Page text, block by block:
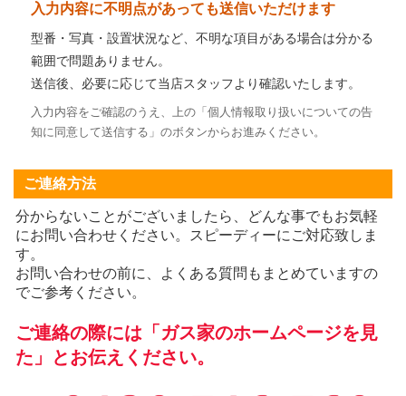
入力内容に不明点があっても送信いただけます
型番・写真・設置状況など、不明な項目がある場合は分かる
範囲で問題ありません。
送信後、必要に応じて当店スタッフより確認いたします。
入力内容をご確認のうえ、上の「個人情報取り扱いについての告
知に同意して送信する」のボタンからお進みください。
ご連絡方法
分からないことがございましたら、どんな事でもお気軽
にお問い合わせください。スピーディーにご対応致しま
す。
お問い合わせの前に、よくある質問もまとめていますの
でご参考ください。
ご連絡の際には「ガス家のホームページを見
た」とお伝えください。